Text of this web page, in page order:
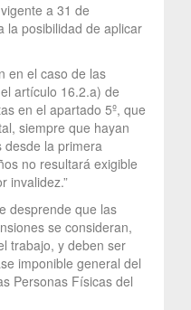
a 31 de
la posibilidad de aplicar
en el caso de las
artículo 16.2.a) de
en el apartado 5º, que
siempre que hayan
la primera
no resultará exigible
invalidez.”
desprende que las
se consideran,
trabajo, y deben ser
imponible general del
Personas Físicas del